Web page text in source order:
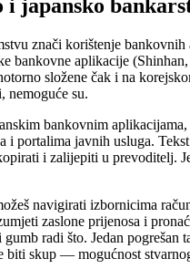
i japansko
znači korištenje
bankovne aplikacije
složene čak i na
nemoguće su.
bankovnim aplikacijama,
i portalima javnih usluga.
i zalijepiti u prevoditelj.
navigirati izbornicima
zaslone prijenosa i
radi što. Jedan pogrešan
biti skup — mogućnost